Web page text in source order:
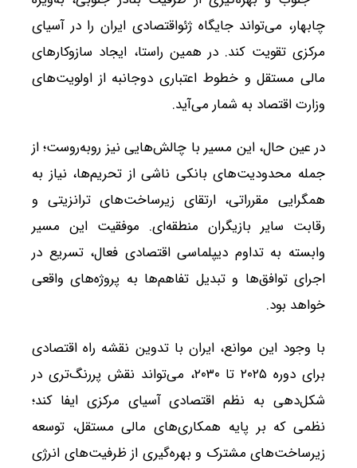
چابهار، می‌تواند جایگاه ژئواقتصادی ایران را در آسیای
مرکزی تقویت کند. در همین راستا، ایجاد سازوکارهای
مالی مستقل و خطوط اعتباری دوجانبه از اولویت‌های
وزارت اقتصاد به شمار می‌آید.
در عین حال، این مسیر با چالش‌هایی نیز روبه‌روست؛ از
جمله محدودیت‌های بانکی ناشی از تحریم‌ها، نیاز به
همگرایی مقرراتی، ارتقای زیرساخت‌های ترانزیتی و
رقابت سایر بازیگران منطقه‌ای. موفقیت این مسیر
وابسته به تداوم دیپلماسی اقتصادی فعال، تسریع در
اجرای توافق‌ها و تبدیل تفاهم‌ها به پروژه‌های واقعی
خواهد بود.
با وجود این موانع، ایران با تدوین نقشه راه اقتصادی
برای دوره ۲۰۲۵ تا ۲۰۳۰، می‌تواند نقش پررنگ‌تری در
شکل‌دهی به نظم اقتصادی آسیای مرکزی ایفا کند؛
نظمی که بر پایه همکاری‌های مالی مستقل، توسعه
زیرساخت‌های مشترک و بهره‌گیری از ظرفیت‌های انرژی